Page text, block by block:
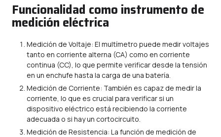
Funcionalidad como instrumento de
medición eléctrica
Medición de Voltaje: El multímetro puede medir voltajes
tanto en corriente alterna (CA) como en corriente
continua (CC), lo que permite verificar desde la tensión
en un enchufe hasta la carga de una batería.
Medición de Corriente: También es capaz de medir la
corriente, lo que es crucial para verificar si un
dispositivo eléctrico está recibiendo la corriente
adecuada o si hay un cortocircuito.
Medición de Resistencia: La función de medición de